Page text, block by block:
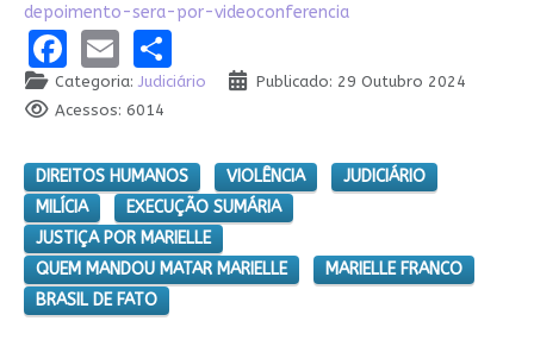
depoimento-sera-por-videoconferencia
Facebook
EmailShare
Categoria: Judiciário
Publicado: 29 Outubro 2024
Acessos: 6014
DIREITOS HUMANOS VIOLÊNCIA
JUDICIÁRIO
MILÍCIA
EXECUÇÃO SUMÁRIA
JUSTIÇA POR MARIELLE
QUEM MANDOU MATAR MARIELLE
MARIELLE FRANCO
BRASIL DE FATO